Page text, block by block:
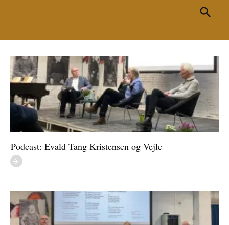
Podcast: Evald Tang Kristensen og Vejle